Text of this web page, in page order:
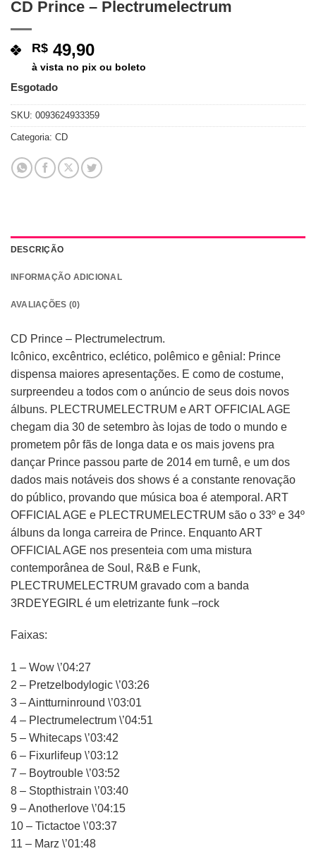
CD Prince – Plectrumelectrum
R$ 49,90
à vista no pix ou boleto
Esgotado
SKU: 0093624933359
Categoria: CD
DESCRIÇÃO
INFORMAÇÃO ADICIONAL
AVALIAÇÕES (0)
CD Prince – Plectrumelectrum.
Icônico, excêntrico, eclético, polêmico e gênial: Prince
dispensa maiores apresentações. E como de costume,
surpreendeu a todos com o anúncio de seus dois novos
álbuns. PLECTRUMELECTRUM e ART OFFICIAL AGE
chegam dia 30 de setembro às lojas de todo o mundo e
prometem pôr fãs de longa data e os mais jovens pra
dançar Prince passou parte de 2014 em turnê, e um dos
dados mais notáveis dos shows é a constante renovação
do público, provando que música boa é atemporal. ART
OFFICIAL AGE e PLECTRUMELECTRUM são o 33º e 34º
álbuns da longa carreira de Prince. Enquanto ART
OFFICIAL AGE nos presenteia com uma mistura
contemporânea de Soul, R&B e Funk,
PLECTRUMELECTRUM gravado com a banda
3RDEYEGIRL é um eletrizante funk –rock
Faixas:
1 – Wow \’04:27
2 – Pretzelbodylogic \’03:26
3 – Aintturninround \’03:01
4 – Plectrumelectrum \’04:51
5 – Whitecaps \’03:42
6 – Fixurlifeup \’03:12
7 – Boytrouble \’03:52
8 – Stopthistrain \’03:40
9 – Anotherlove \’04:15
10 – Tictactoe \’03:37
11 – Marz \’01:48